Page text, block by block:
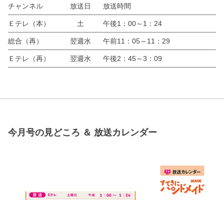
チャンネル 放送日 放送時間
Ｅテレ（本） 土 午後1：00～1：24
総合（再） 翌週水 午前11：05～11：29
Ｅテレ（再） 翌週水 午後2：45～3：09
今月号の見どころ ＆ 放送カレンダー